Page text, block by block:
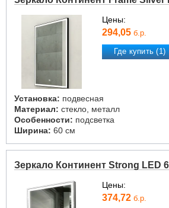
Цены:
294,05 б.р.
Где купить (1)
Установка: подвесная
Материал: стекло, металл
Особенности: подсветка
Ширина: 60 см
Зеркало Континент Strong LED
Цены:
374,72 б.р.